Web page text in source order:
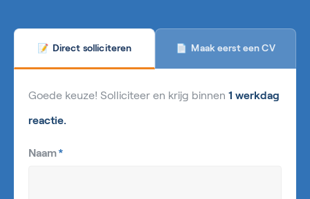
📝 Direct solliciteren 📄 Maak eerst een CV
Goede keuze! Solliciteer en krijg binnen 1 werkdag
reactie.
Naam*